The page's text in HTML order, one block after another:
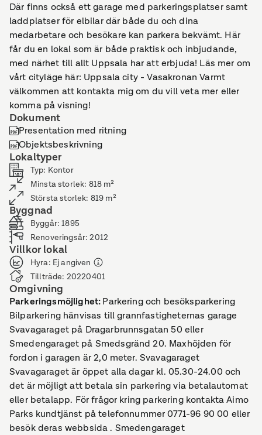
Där finns också ett garage med parkeringsplatser samt
laddplatser för elbilar där både du och dina
medarbetare och besökare kan parkera bekvämt. Här
får du en lokal som är både praktisk och inbjudande,
med närhet till allt Uppsala har att erbjuda! Läs mer om
vårt cityläge här: Uppsala city - Vasakronan Varmt
välkommen att kontakta mig om du vill veta mer eller
komma på visning!
Dokument
Presentation med ritning
Objektsbeskrivning
Lokaltyper
Typ: Kontor
Minsta storlek: 818 m²
Största storlek: 819 m²
Byggnad
Byggår:1895
Renoveringsår:2012
Villkor lokal
Hyra: Ej angiven
Tillträde: 20220401
Omgivning
Parkeringsmöjlighet:Parkering och besöksparkering
Bilparkering hänvisas till grannfastigheternas garage
Svavagaraget på Dragarbrunnsgatan 50 eller
Smedengaraget på Smedsgränd 20. Maxhöjden för
fordon i garagen är 2,0 meter. Svavagaraget
Svavagaraget är öppet alla dagar kl. 05.30-24.00 och
det är möjligt att betala sin parkering via betalautomat
eller betalapp. För frågor kring parkering kontakta Aimo
Parks kundtjänst på telefonnummer 0771-96 90 00 eller
besök deras webbsida . Smedengaraget